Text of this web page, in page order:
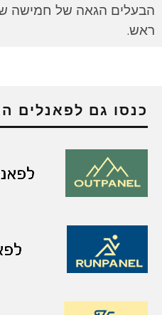
הבעלים הגאה של חמישה
ראש.
כנסו גם לפאנלים